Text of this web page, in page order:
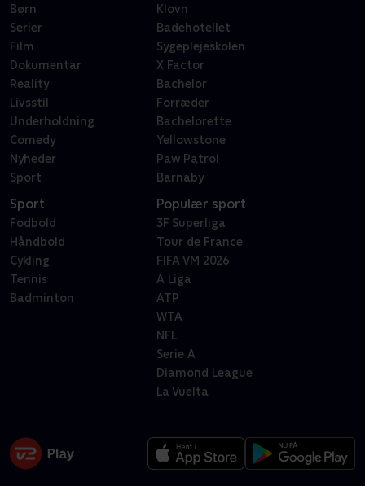
Børn
Serier
Film
Dokumentar
Reality
Livsstil
Underholdning
Comedy
Nyheder
Sport
Klovn
Badehotellet
Sygeplejeskolen
X Factor
Bachelor
Forræder
Bachelorette
Yellowstone
Paw Patrol
Barnaby
Sport
Fodbold
Håndbold
Cykling
Tennis
Badminton
Populær sport
3F Superliga
Tour de France
FIFA VM 2026
A Liga
ATP
WTA
NFL
Serie A
Diamond League
La Vuelta